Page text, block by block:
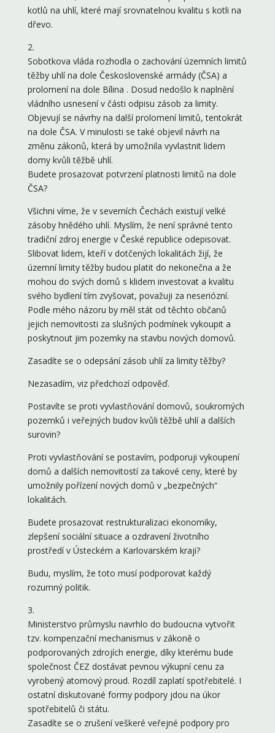
kotlů na uhlí, které mají srovnatelnou kvalitu s kotli na
dřevo.
2.
Sobotkova vláda rozhodla o zachování územních limitů
těžby uhlí na dole Československé armády (ČSA) a
prolomení na dole Bílina . Dosud nedošlo k naplnění
vládního usnesení v části odpisu zásob za limity.
Objevují se návrhy na další prolomení limitů, tentokrát
na dole ČSA. V minulosti se také objevil návrh na
změnu zákonů, která by umožnila vyvlastnit lidem
domy kvůli těžbě uhlí.
Budete prosazovat potvrzení platnosti limitů na dole
ČSA?
Všichni víme, že v severních Čechách existují velké
zásoby hnědého uhlí. Myslím, že není správné tento
tradiční zdroj energie v České republice odepisovat.
Slibovat lidem, kteří v dotčených lokalitách žijí, že
územní limity těžby budou platit do nekonečna a že
mohou do svých domů s klidem investovat a kvalitu
svého bydlení tím zvyšovat, považuji za neseriózní.
Podle mého názoru by měl stát od těchto občanů
jejich nemovitosti za slušných podmínek vykoupit a
poskytnout jim pozemky na stavbu nových domovů.
Zasadíte se o odepsání zásob uhlí za limity těžby?
Nezasadím, viz předchozí odpověď.
Postavíte se proti vyvlastňování domovů, soukromých
pozemků i veřejných budov kvůli těžbě uhlí a dalších
surovin?
Proti vyvlastňování se postavím, podporuji vykoupení
domů a dalších nemovitostí za takové ceny, které by
umožnily pořízení nových domů v „bezpečných“
lokalitách.
Budete prosazovat restrukturalizaci ekonomiky,
zlepšení sociální situace a ozdravení životního
prostředí v Ústeckém a Karlovarském kraji?
Budu, myslím, že toto musí podporovat každý
rozumný politik.
3.
Ministerstvo průmyslu navrhlo do budoucna vytvořit
tzv. kompenzační mechanismus v zákoně o
podporovaných zdrojích energie, díky kterému bude
společnost ČEZ dostávat pevnou výkupní cenu za
vyrobený atomový proud. Rozdíl zaplatí spotřebitelé. I
ostatní diskutované formy podpory jdou na úkor
spotřebitelů či státu.
Zasadíte se o zrušení veškeré veřejné podpory pro